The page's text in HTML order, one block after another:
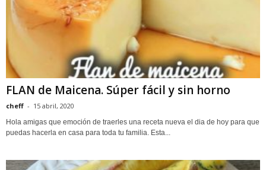
FLAN de Maicena. Súper fácil y sin horno
cheff - 15 abril, 2020
Hola amigas que emoción de traerles una receta nueva el dia de hoy para que
puedas hacerla en casa para toda tu familia. Esta...